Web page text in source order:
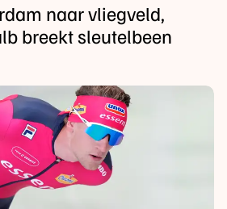
naar vliegveld,
breekt sleutelbeen